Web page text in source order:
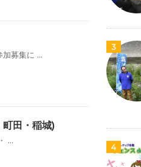
募集に ...
町田・稲城)
...
3
4